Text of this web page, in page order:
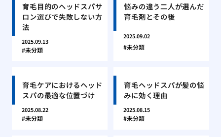
育毛目的のヘッドスパサ
ロン選びで失敗しない方
法
2025.09.13
未分類
悩みの違う二人が選んだ
育毛剤とその後
2025.09.02
未分類
育毛ケアにおけるヘッド
スパの最適な位置づけ
2025.08.22
未分類
育毛ヘッドスパが髪の悩
みに効く理由
2025.08.15
未分類